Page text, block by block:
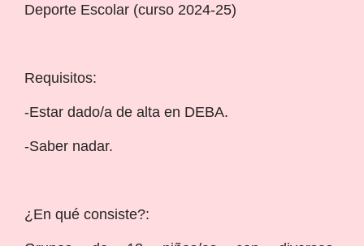
Deporte Escolar (curso 2024-25)
Requisitos:
-Estar dado/a de alta en DEBA.
-Saber nadar.
¿En qué consiste?: